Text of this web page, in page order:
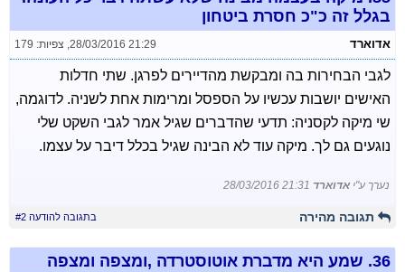
בגלל זה כ"כ חסרת ביטחון
אדוארד 28/03/2016 21:29
, צפיות: 179
לגבי הבחירות בה ומבקשת מהדיירים לפרגן. שתי חדלות
האישים יושבות עכשיו על הספסל ומרימות אחת לשניה. לדוגמה,
שי מיקה לקסניה: תדעי שהדברים שגיל אמר לגבי השקט שלי
נוגעים גם לך. מיקה עוד לא הבינה שגיל בכלל דיבר על עצמו.
נערך ע"יאדוארד 28/03/2016 21:31
תגובה מהירה בתגובה להודעה #2
36. שמע היא מדברת אוטוסטרדה ,ומצפה ומצפה